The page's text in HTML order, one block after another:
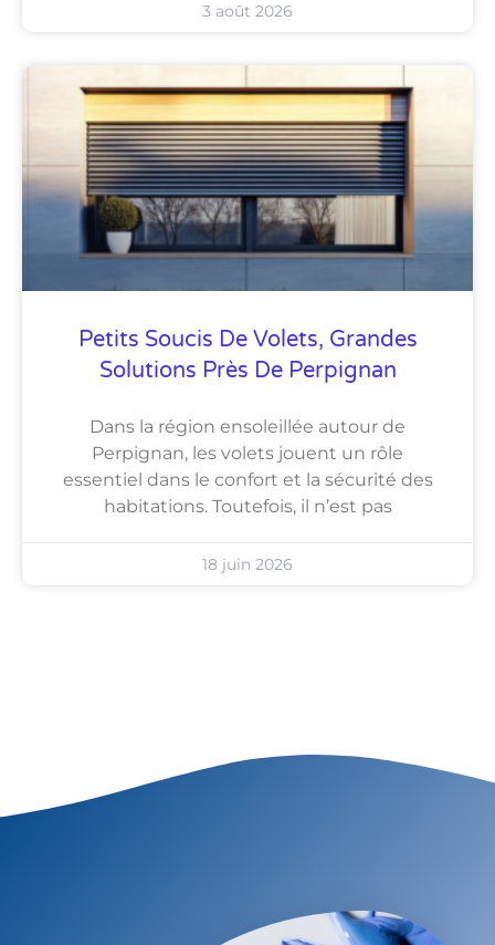
3 août 2026
Petits Soucis De Volets, Grandes
Solutions Près De Perpignan
Dans la région ensoleillée autour de
Perpignan, les volets jouent un rôle
essentiel dans le confort et la sécurité des
habitations. Toutefois, il n’est pas
18 juin 2026